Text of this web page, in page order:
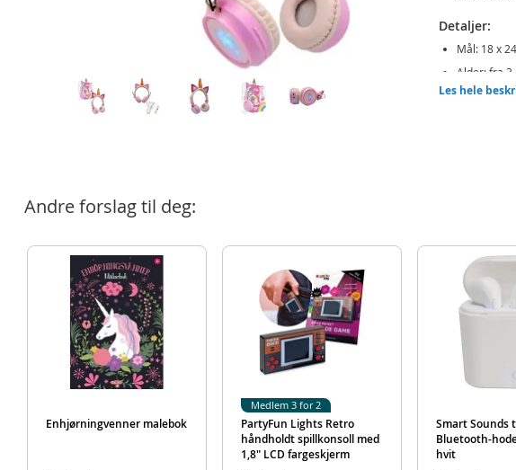
Detaljer:
Mål: 18 x
Alder: fra 3
Les hele
Andre forslag til deg:
Enhjørningvenner malebok
PartyFun Lights Retro
håndholdt spillkonsoll med
1,8" LCD fargeskjerm
Medlem 3 for 2
Smart Sounds
Bluetooth-
hvit